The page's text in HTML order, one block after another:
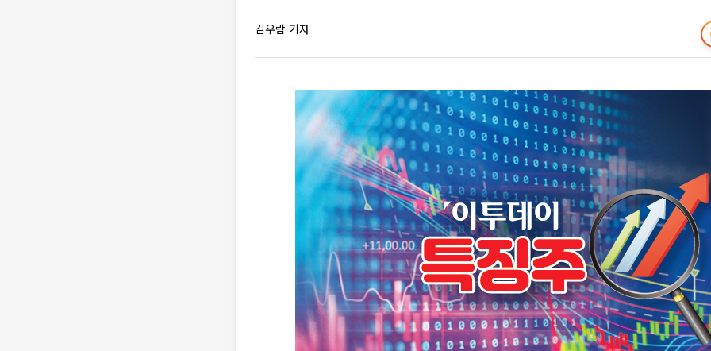
김우람 기자